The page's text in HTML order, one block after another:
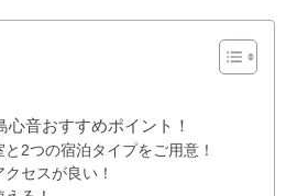
音おすすめポイント！
と2つの宿泊タイプをご用意！
セスが良い！